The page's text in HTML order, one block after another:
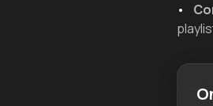
•